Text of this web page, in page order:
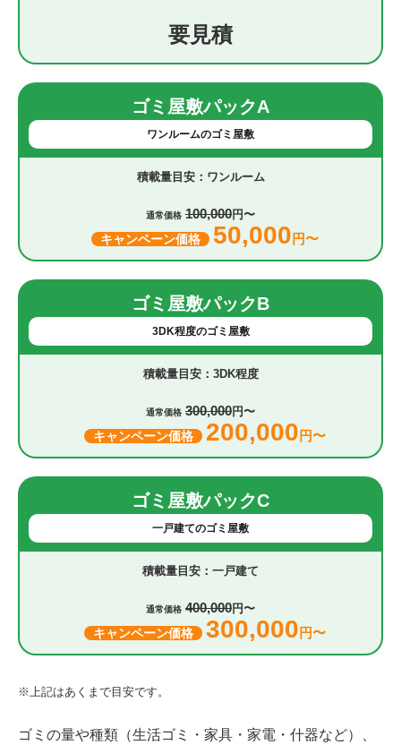
要見積
ゴミ屋敷パックA
ワンルームのゴミ屋敷
ワンルーム
通常価格 100,000円〜
キャンペーン価格 50,000 円〜
ゴミ屋敷パックB
3DK程度のゴミ屋敷
3DK程度
通常価格 300,000円〜
キャンペーン価格 200,000 円〜
ゴミ屋敷パックC
一戸建てのゴミ屋敷
一戸建て
通常価格 400,000円〜
キャンペーン価格 300,000 円〜
※上記はあくまで目安です。
ゴミの量や種類（生活ゴミ・家具・家電・什器など）、